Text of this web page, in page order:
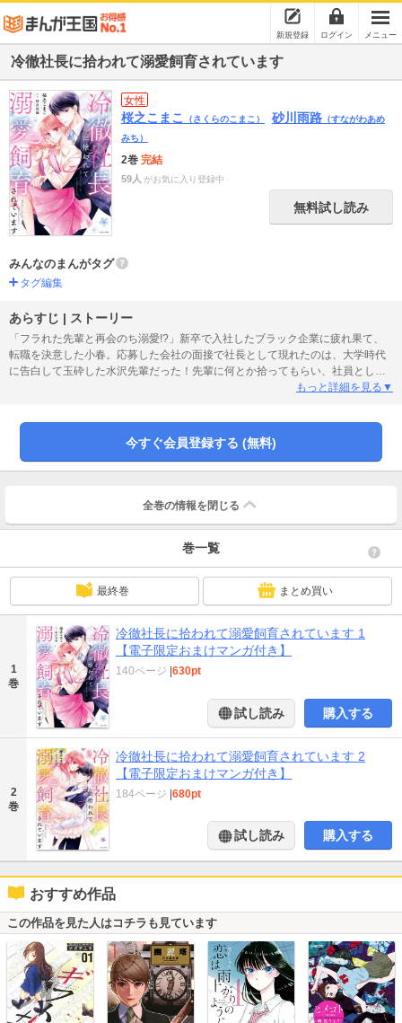
新規登録 ログイン メニュー
冷徹社長に拾われて溺愛飼育されています
女性
桜之こまこ （さくらのこまこ） 砂川雨路 （すながわあめ
みち）
2巻 完結
59人 がお気に入り登録中
無料試し読み
みんなのまんがタグ
タグ編集
あらすじ | ストーリー
「フラれた先輩と再会のち溺愛!?」新卒で入社したブラック企業に疲れ果て、
転職を決意した小春。応募した会社の面接で社長として現れたのは、大学時代
に告白して玉砕した水沢先輩だった！先輩に何とか拾ってもらい、社員として
頑張る小春に、水沢社長は相変わらずクールだけどどこか甘くて…!?先輩と後
もっと詳細を見る▼
今すぐ会員登録する (無料)
全巻の情報を 閉じる
巻一覧
最終巻 まとめ買い
1
巻
冷徹社長に拾われて溺愛飼育されています 1
【電子限定おまけマンガ付き】
140ページ |630pt
試し読み 購入する
2
巻
冷徹社長に拾われて溺愛飼育されています 2
【電子限定おまけマンガ付き】
184ページ |680pt
試し読み 購入する
おすすめ作品
この作品を見た人はコチラも見ています